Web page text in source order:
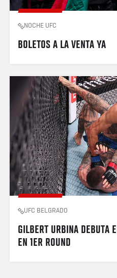
NOCHE UFC
BOLETOS A LA VENTA YA
UFC BELGRADO
GILBERT URBINA DEBUTA
EN 1ER ROUND